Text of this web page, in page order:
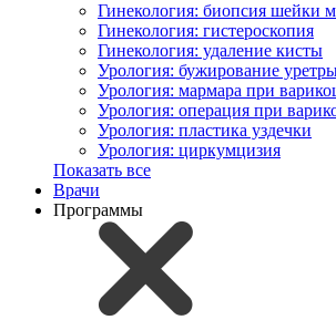
Гинекология: биопсия шейки
Гинекология: гистероскопия
Гинекология: удаление кисты
Урология: бужирование
Урология: мармара при
Урология: операция при
Урология: пластика уздечки
Урология: циркумцизия
Показать все
Врачи
Программы